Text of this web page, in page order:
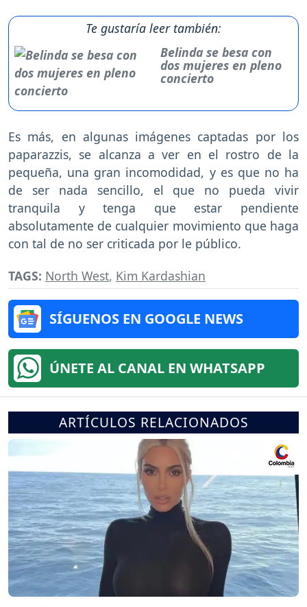
Te gustaría leer también:
Belinda se besa con
dos mujeres en pleno
concierto
Es más, en algunas imágenes captadas por los
paparazzis, se alcanza a ver en el rostro de la
pequeña, una gran incomodidad, y es que no ha
de ser nada sencillo, el que no pueda vivir
tranquila y tenga que estar pendiente
absolutamente de cualquier movimiento que haga
con tal de no ser criticada por le público.
TAGS: North West, Kim Kardashian
SÍGUENOS EN GOOGLE NEWS
ÚNETE AL CANAL EN WHATSAPP
ARTÍCULOS RELACIONADOS